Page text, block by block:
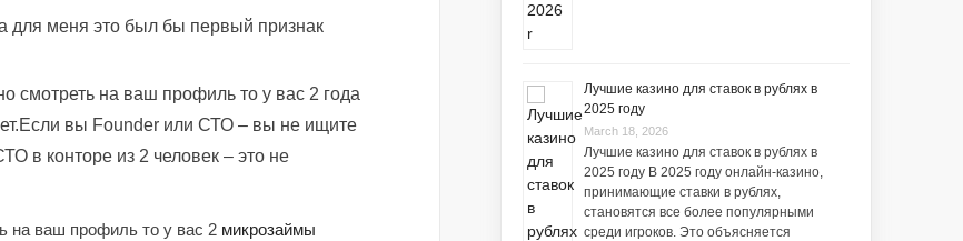
для меня это был бы первый признак
смотреть на ваш профиль то у вас 2 года
вы Founder или СТО – вы не ищите
в конторе из 2 человек – это не
на ваш профиль то у вас 2 микрозаймы
Лучшие казино для ставок в рублях в
2025 году
March 18, 2026
Лучшие казино для ставок в рублях в
2025 году В 2025 году онлайн-казино,
принимающие ставки в рублях,
становятся все более популярными
среди игроков. Это объясняется